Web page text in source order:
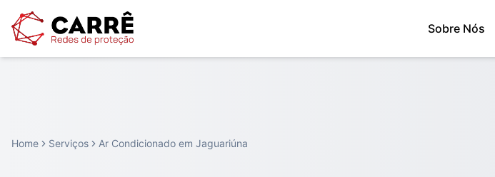
Sobre Nós
Home Serviços Ar Condicionado em Jaguariúna